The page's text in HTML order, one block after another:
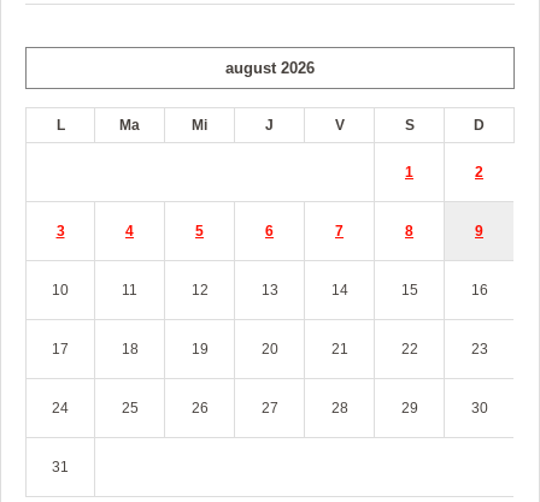
august 2026
L Ma Mi J V S D
1 2
3 4 5 6 7 8 9
10 11 12 13 14 15 16
17 18 19 20 21 22 23
24 25 26 27 28 29 30
31